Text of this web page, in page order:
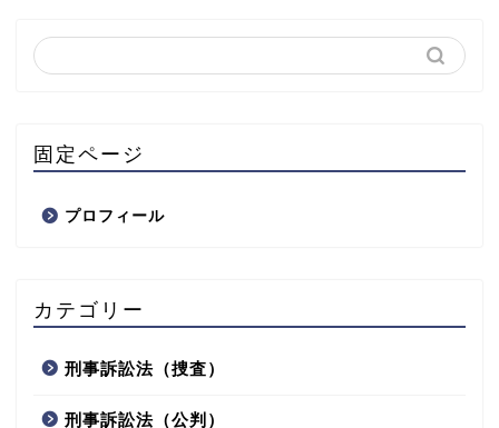
固定ページ
プロフィール
カテゴリー
刑事訴訟法（捜査）
刑事訴訟法（公判）